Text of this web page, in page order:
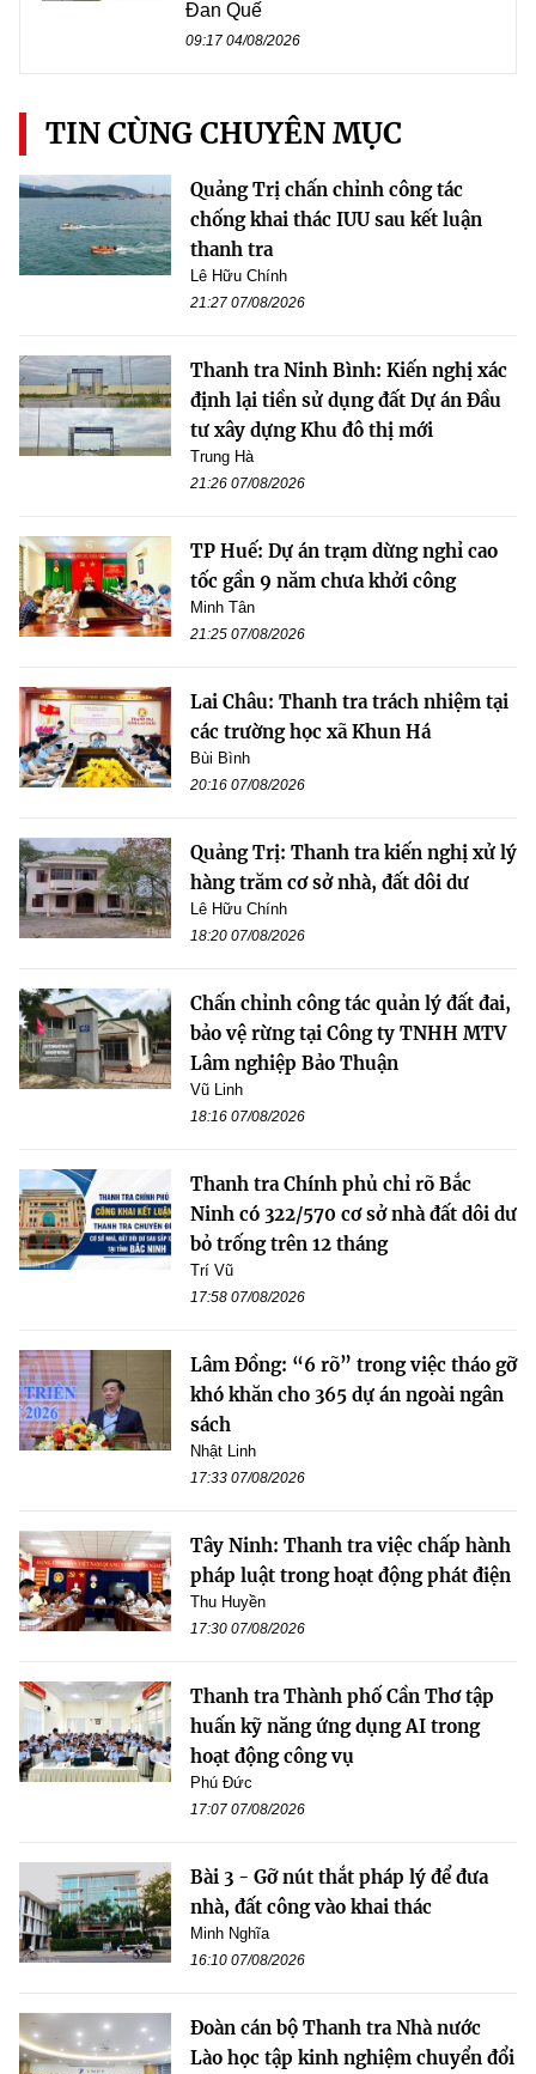
Đan Quế
09:17 04/08/2026
TIN CÙNG CHUYÊN MỤC
Quảng Trị chấn chỉnh công tác
chống khai thác IUU sau kết luận
thanh tra
Lê Hữu Chính
21:27 07/08/2026
Thanh tra Ninh Bình: Kiến nghị xác
định lại tiền sử dụng đất Dự án Đầu
tư xây dựng Khu đô thị mới
Trung Hà
21:26 07/08/2026
TP Huế: Dự án trạm dừng nghỉ cao
tốc gần 9 năm chưa khởi công
Minh Tân
21:25 07/08/2026
Lai Châu: Thanh tra trách nhiệm tại
các trường học xã Khun Há
Bùi Bình
20:16 07/08/2026
Quảng Trị: Thanh tra kiến nghị xử lý
hàng trăm cơ sở nhà, đất dôi dư
Lê Hữu Chính
18:20 07/08/2026
Chấn chỉnh công tác quản lý đất đai,
bảo vệ rừng tại Công ty TNHH MTV
Lâm nghiệp Bảo Thuận
Vũ Linh
18:16 07/08/2026
Thanh tra Chính phủ chỉ rõ Bắc
Ninh có 322/570 cơ sở nhà đất dôi dư
bỏ trống trên 12 tháng
Trí Vũ
17:58 07/08/2026
Lâm Đồng: “6 rõ” trong việc tháo gỡ
khó khăn cho 365 dự án ngoài ngân
sách
Nhật Linh
17:33 07/08/2026
Tây Ninh: Thanh tra việc chấp hành
pháp luật trong hoạt động phát điện
Thu Huyền
17:30 07/08/2026
Thanh tra Thành phố Cần Thơ tập
huấn kỹ năng ứng dụng AI trong
hoạt động công vụ
Phú Đức
17:07 07/08/2026
Bài 3 - Gỡ nút thắt pháp lý để đưa
nhà, đất công vào khai thác
Minh Nghĩa
16:10 07/08/2026
Đoàn cán bộ Thanh tra Nhà nước
Lào học tập kinh nghiệm chuyển đổi